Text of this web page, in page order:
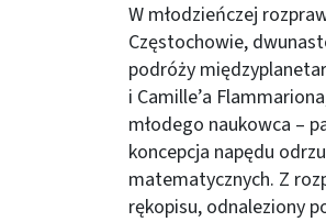
W młodzieńczej
Częstochowie,
podróży
i Camille’a
młodego naukowca –
koncepcja napędu
matematycznych. Z
rękopisu, odnaleziony